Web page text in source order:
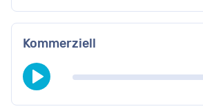
Kommerziell